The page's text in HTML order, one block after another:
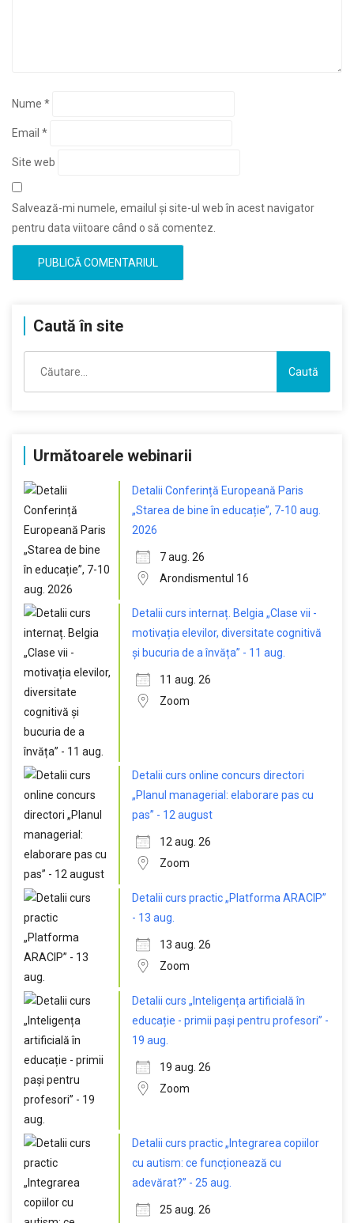
Nume *
Email *
Site web
Salvează-mi numele, emailul și site-ul web în acest navigator
pentru data viitoare când o să comentez.
Caută în site
după:
Următoarele webinarii
Detalii Conferință Europeană Paris
„Starea de bine în educație”, 7-10 aug.
2026
7 aug. 26
Arondismentul 16
Detalii curs internaț. Belgia „Clase vii -
motivația elevilor, diversitate cognitivă
și bucuria de a învăța” - 11 aug.
11 aug. 26
Zoom
Detalii curs online concurs directori
„Planul managerial: elaborare pas cu
pas” - 12 august
12 aug. 26
Zoom
Detalii curs practic „Platforma ARACIP”
- 13 aug.
13 aug. 26
Zoom
Detalii curs „Inteligența artificială în
educație - primii pași pentru profesori” -
19 aug.
19 aug. 26
Zoom
Detalii curs practic „Integrarea copiilor
cu autism: ce funcționează cu
adevărat?” - 25 aug.
25 aug. 26